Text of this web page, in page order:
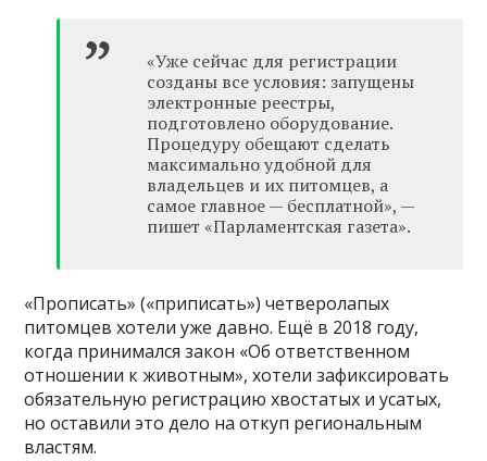
«Уже сейчас для регистрации
созданы все условия: запущены
электронные реестры,
подготовлено оборудование.
Процедуру обещают сделать
максимально удобной для
владельцев и их питомцев, а
самое главное — бесплатной», —
пишет «Парламентская газета».
«Прописать» («приписать») четверолапых
питомцев хотели уже давно. Ещё в 2018 году,
когда принимался закон «Об ответственном
отношении к животным», хотели зафиксировать
обязательную регистрацию хвостатых и усатых,
но оставили это дело на откуп региональным
властям.